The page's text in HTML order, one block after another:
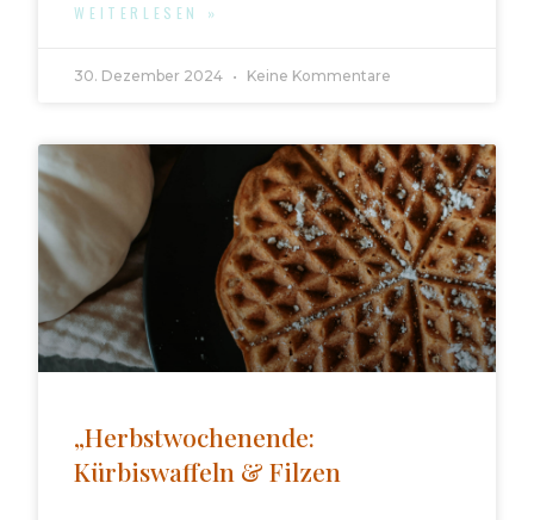
WEITERLESEN »
30. Dezember 2024 Keine Kommentare
„Herbstwochenende:
Kürbiswaffeln & Filzen